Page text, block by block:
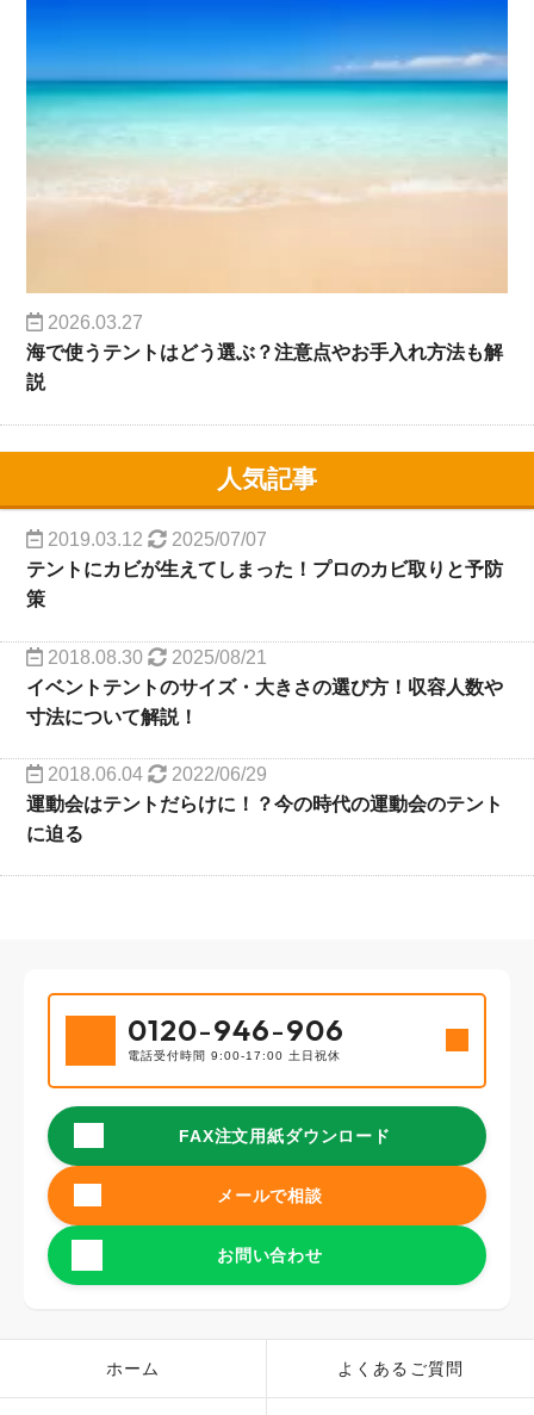
2026.03.27
海で使うテントはどう選ぶ？注意点やお手入れ方法も解
説
人気記事
2019.03.12
2025/07/07
テントにカビが生えてしまった！プロのカビ取りと予防
策
2018.08.30
2025/08/21
イベントテントのサイズ・大きさの選び方！収容人数や
寸法について解説！
2018.06.04
2022/06/29
運動会はテントだらけに！？今の時代の運動会のテント
に迫る
0120-946-906
電話受付時間 9:00-17:00 土日祝休
FAX注文用紙ダウンロード
メールで相談
お問い合わせ
ホーム よくあるご質問